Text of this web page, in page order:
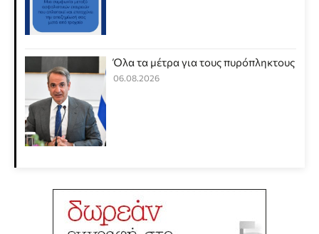
Όλα τα μέτρα για τους πυρόπληκτους
06.08.2026